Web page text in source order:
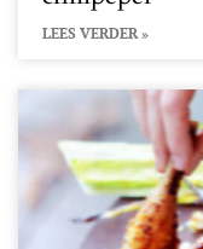
LEES VERDER »